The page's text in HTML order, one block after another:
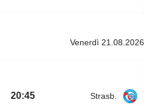
Venerdì 21.08.2026
20:45 Strasb.